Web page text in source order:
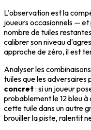
L'observation est la
joueurs occasionnels —
nombre de tuiles
calibrer son niveau
approche de zéro, il est
Analyser les
tuiles que les adversaires
concret : si un joueur
probablement le 12 bleu
cette tuile dans un autre
brouiller la piste, ralentit